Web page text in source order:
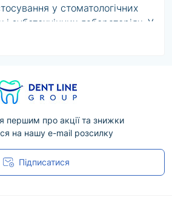
у стоматологічних
і зуботехнічних лабораторіях. У
товарів:
увагу на призначення,
параметри, матеріал
виробника. Для
і витратних матеріалів
умови зберігання,
та інструкцію із застосування.
першим про акції та знижки
на нашу e-mail розсилку
Підписатися